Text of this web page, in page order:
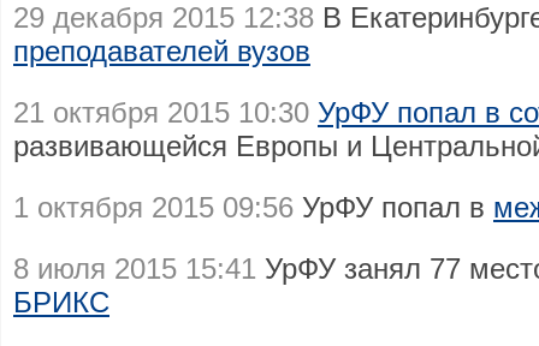
29 декабря 2015 12:38 В
преподавателей вузов
21 октября 2015 10:30 УрФУ попал в
развивающейся Европы и
1 октября 2015 09:56 УрФУ попал в
8 июля 2015 15:41 УрФУ занял 77
БРИКС